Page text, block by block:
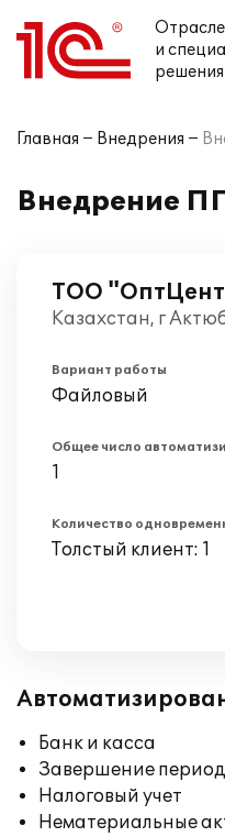
и
решения
Главная Внедрения
Внедрение
ТОО
Казахстан, г
Вариант работы
Файловый
Общее число
1
Количество
Толстый клиент: 1
Банк и касса
Завершение
Налоговый учет
Нематериальные